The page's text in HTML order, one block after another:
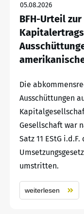
05.08.2026
BFH-Urteil
Die
Ausschüttungen
Gesellschaft war
Satz 11 EStG
umstritten.
weiterlesen